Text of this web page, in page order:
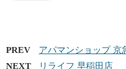
PREV
アパマンショップ 京
NEXT
リライフ 早稲田店